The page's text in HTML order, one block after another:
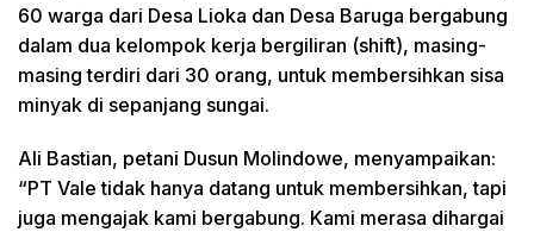
60 warga dari Desa Lioka dan Desa Baruga bergabung
dalam dua kelompok kerja bergiliran (shift), masing-
masing terdiri dari 30 orang, untuk membersihkan sisa
minyak di sepanjang sungai.
Ali Bastian, petani Dusun Molindowe, menyampaikan:
“PT Vale tidak hanya datang untuk membersihkan, tapi
juga mengajak kami bergabung. Kami merasa dihargai